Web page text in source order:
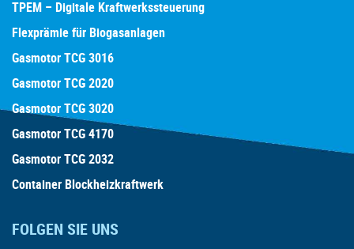
TPEM – Digitale Kraftwerkssteuerung
Flexprämie für Biogasanlagen
Gasmotor TCG 3016
Gasmotor TCG 2020
Gasmotor TCG 3020
Gasmotor TCG 4170
Gasmotor TCG 2032
Container Blockheizkraftwerk
FOLGEN SIE UNS